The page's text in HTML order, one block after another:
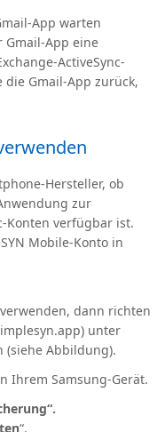
App warten
Gmail-App eine
ActiveSync-
die Gmail-App zurück,
Hersteller, ob
zur
Konten verfügbar ist.
Mobile-Konto in
dann richten
unter
(siehe Abbildung).
Ihrem Samsung-Gerät.
“.